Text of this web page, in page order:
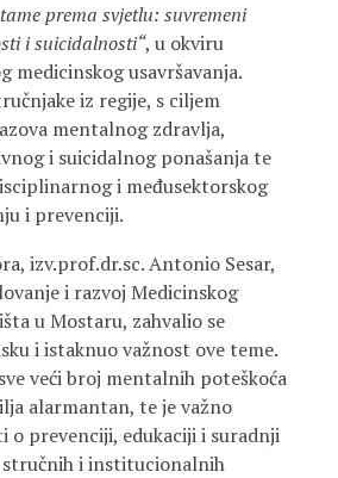
prema svjetlu: suvremeni
i suicidalnosti“, u okviru
medicinskog usavršavanja.
iz regije, s ciljem
mentalnog zdravlja,
i suicidalnog ponašanja te
i međusektorskog
i prevenciji.
izv.prof.dr.sc. Antonio Sesar,
i razvoj Medicinskog
u Mostaru, zahvalio se
i istaknuo važnost ove teme.
veći broj mentalnih poteškoća
alarmantan, te je važno
o prevenciji, edukaciji i suradnji
i institucionalnih